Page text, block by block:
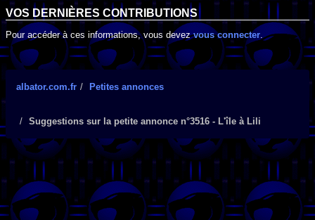
VOS DERNIÈRES CONTRIBUTIONS
Pour accéder à ces informations, vous devezvous connecter
albator.com.fr Petites annonces
Suggestions sur la petite annonce n°3516 - L'île à Lili